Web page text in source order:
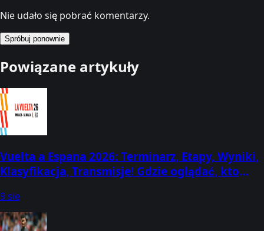
Nie udało się pobrać komentarzy.
Spróbuj ponownie
Powiązane artykuły
Vuelta a Espana 2026: Terminarz, Etapy, Wyniki,
Klasyfikacja, Transmisje! Gdzie oglądać, kto
9 sie